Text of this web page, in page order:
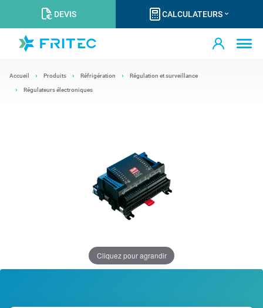
DEVIS CALCULATEURS
Accueil Produits Réfrigération Régulation et surveillance
Régulateurs électroniques
Cliquez pour agrandir